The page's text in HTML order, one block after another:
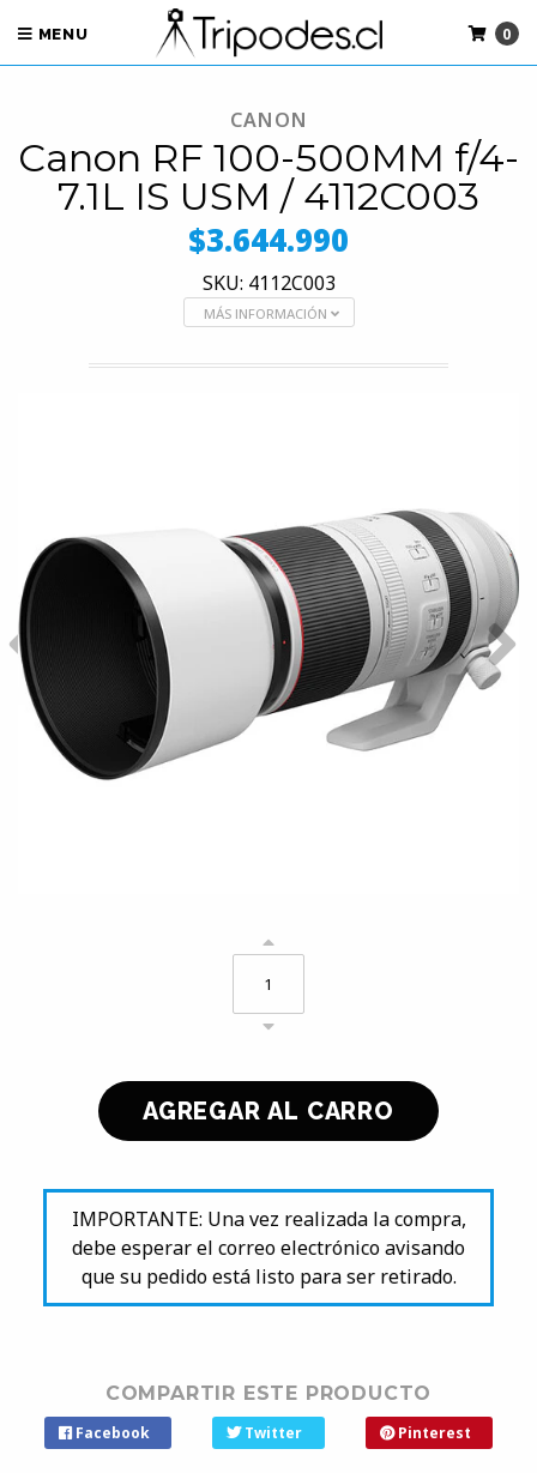
MENU 0
CANON
Canon RF 100-500MM f/4-
7.1L IS USM / 4112C003
$3.644.990
SKU: 4112C003
MÁS INFORMACIÓN
IMPORTANTE: Una vez realizada la compra,
debe esperar el correo electrónico avisando
que su pedido está listo para ser retirado.
COMPARTIR ESTE PRODUCTO
Facebook Twitter Pinterest